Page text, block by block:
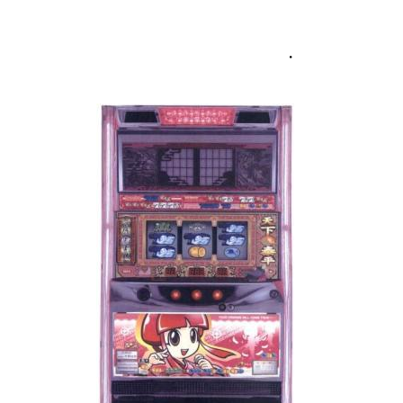
物件視察
新規出店
・